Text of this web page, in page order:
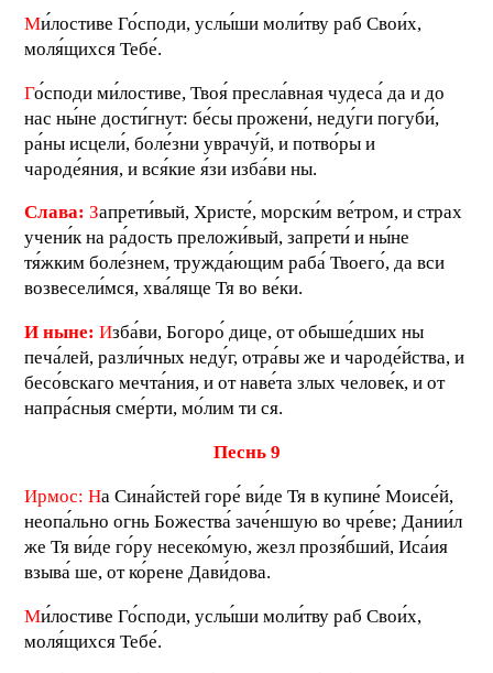
Ми́лостиве Го́споди, услы́ши моли́тву раб Свои́х,
моля́щихся Тебе́.
Го́споди ми́лостиве, Твоя́ пресла́вная чудеса́ да и до
нас ны́не дости́гнут: бе́сы прожени́, неду́ги погуби́,
ра́ны исцели́, боле́зни уврачу́й, и потво́ры и
чароде́яния, и вся́кие я́зи изба́ви ны.
Слава: Запрети́вый, Христе́, морски́м ве́тром, и страх
учени́к на ра́дость преложи́вый, запрети́ и ны́не
тя́жким боле́знем, тружда́ющим раба́ Твоего́, да вси
возвесели́мся, хва́ляще Тя во ве́ки.
И ныне: Изба́ви, Богоро́ дице, от обыше́дших ны
печа́лей, разли́чных неду́г, отра́вы же и чароде́йства, и
бесо́вскаго мечта́ния, и от наве́та злых челове́к, и от
напра́сныя сме́рти, мо́лим ти ся.
Песнь 9
Ирмос: На Сина́йстей горе́ ви́де Тя в купине́ Моисе́й,
неопа́льно огнь Божества́ заче́ншую во чре́ве; Дании́л
же Тя ви́де го́ру несеко́мую, жезл прозя́бший, Иса́ия
взыва́ ше, от ко́рене Дави́дова.
Ми́лостиве Го́споди, услы́ши моли́тву раб Свои́х,
моля́щихся Тебе́.